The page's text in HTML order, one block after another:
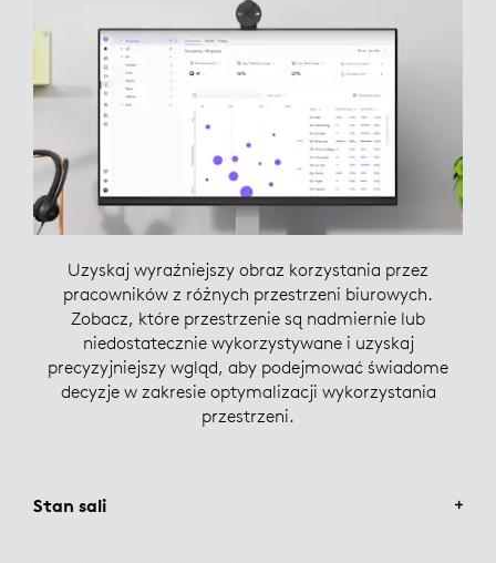
Uzyskaj wyraźniejszy obraz korzystania przez
pracowników z różnych przestrzeni biurowych.
Zobacz, które przestrzenie są nadmiernie lub
niedostatecznie wykorzystywane i uzyskaj
precyzyjniejszy wgląd, aby podejmować świadome
decyzje w zakresie optymalizacji wykorzystania
przestrzeni.
Stan sali